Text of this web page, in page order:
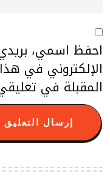
احفظ اسمي، بريدي
الإلكتروني في
المقبلة في